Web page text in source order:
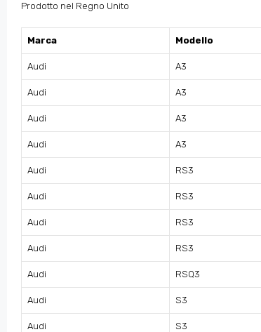
Prodotto nel Regno Unito
Marca Modello
Audi A3
Audi A3
Audi A3
Audi A3
Audi RS3
Audi RS3
Audi RS3
Audi RS3
Audi RSQ3
Audi S3
Audi S3